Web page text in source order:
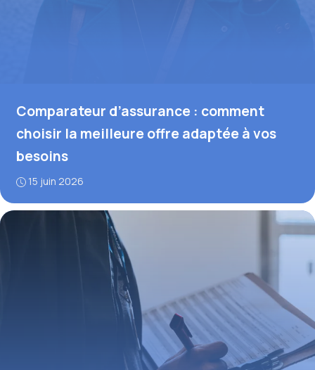
Comparateur d’assurance : comment
choisir la meilleure offre adaptée à vos
besoins
15 juin 2026